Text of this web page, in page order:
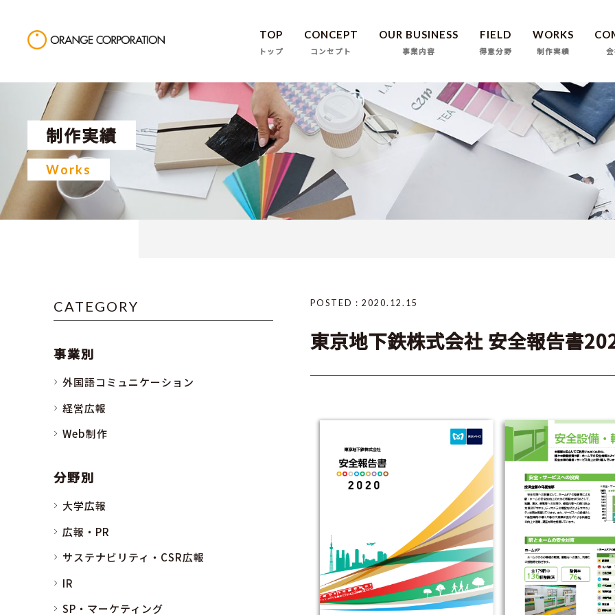
TOP
トップ
CONCEPT
コンセプト
OUR BUSINESS
事業内容
FIELD
得意分野
WORKS
制作実績
制作実績
Works
POSTED : 2020.12.15
東京地下鉄株式会社 安全報告書
CATEGORY
事業別
外国語コミュニケーション
経営広報
Web制作
分野別
大学広報
広報・PR
サステナビリティ・CSR広報
IR
SP・マーケティング